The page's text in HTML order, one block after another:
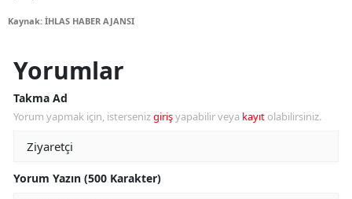
Kaynak: İHLAS HABER AJANSI
Yorumlar
Takma Ad
Yorum yapmak için, istersenizgirişyapabilir veya kayıt olabilirsiniz.
Yorum Yazın (500 Karakter)